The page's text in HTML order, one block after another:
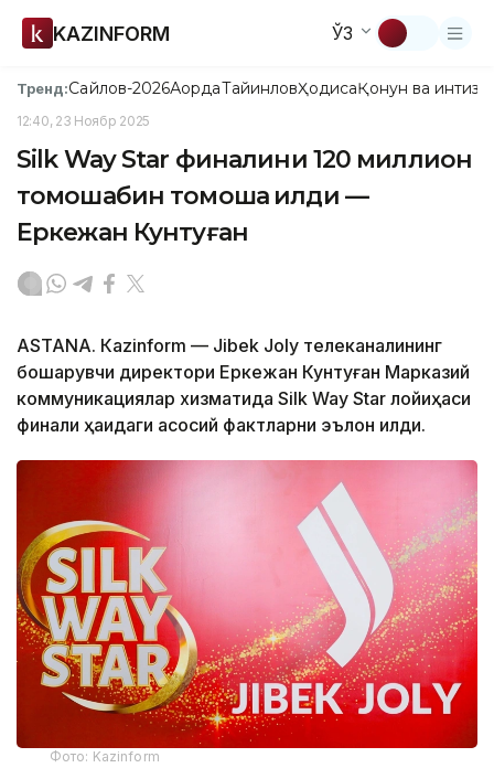
KAZINFORM ЎЗ
Тренд:Сайлов-2026АқордаТайинловҲодисаҚонун ва
12:40, 23 Ноябр 2025
Silk Way Star финалини 120 миллион
томошабин томоша қилди —
Еркежан Кунтуған
ASTANА. Кazinform — Jibek Joly телеканалининг
бошқарувчи директори Еркежан Кунтуған Марказий
коммуникациялар хизматида Silk Way Star лойиҳаси
финали ҳақидаги асосий фактларни эълон қилди.
Фото: Kazinform